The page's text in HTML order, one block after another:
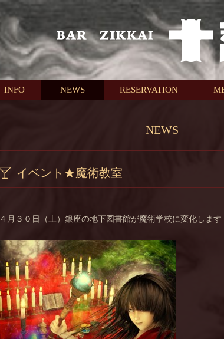
INFO NEWS RESERVATION
NEWS
イベント★魔術教室
４月３０日（土）銀座の地下図書館が魔術学校に変化します